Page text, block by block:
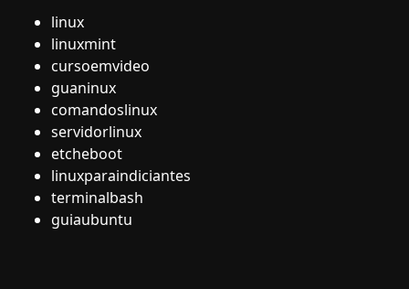
linux
linuxmint
cursoemvideo
guaninux
comandoslinux
servidorlinux
etcheboot
linuxparaindiciantes
terminalbash
guiaubuntu